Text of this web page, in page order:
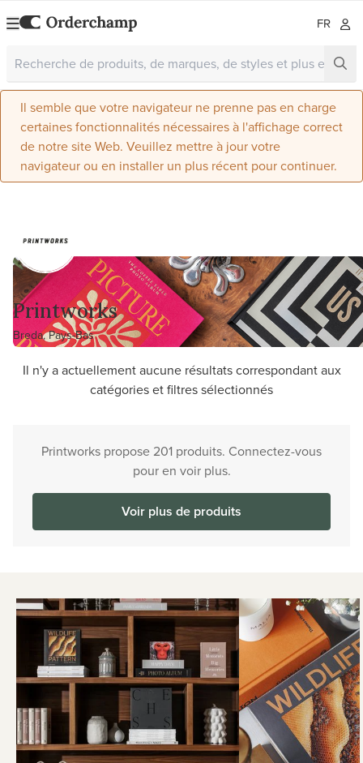
FR
Il semble que votre navigateur ne prenne pas en charge
certaines fonctionnalités nécessaires à l'affichage correct
de notre site Web. Veuillez mettre à jour votre
navigateur ou en installer un plus récent pour continuer.
Printworks
Breda, Pays-Bas
Il n'y a actuellement aucune résultats correspondant aux
catégories et filtres sélectionnés
Printworks propose 201 produits. Connectez-vous
pour en voir plus.
Voir plus de produits